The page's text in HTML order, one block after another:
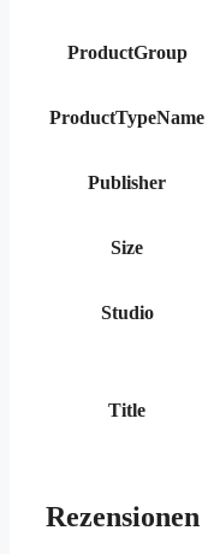
ProductGroup
ProductTypeName
Publisher
Size
Studio
Title
Rezensionen